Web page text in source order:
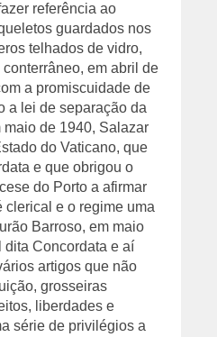
referência ao
guardados nos
telhados de vidro,
em abril de
a promiscuidade de
a lei de separação da
maio de 1940, Salazar
do Vaticano, que
e que obrigou o
do Porto a afirmar
clerical e o regime uma
Barroso, em maio
dita Concordata e aí
artigos que não
grosseiras
liberdades e
série de privilégios a